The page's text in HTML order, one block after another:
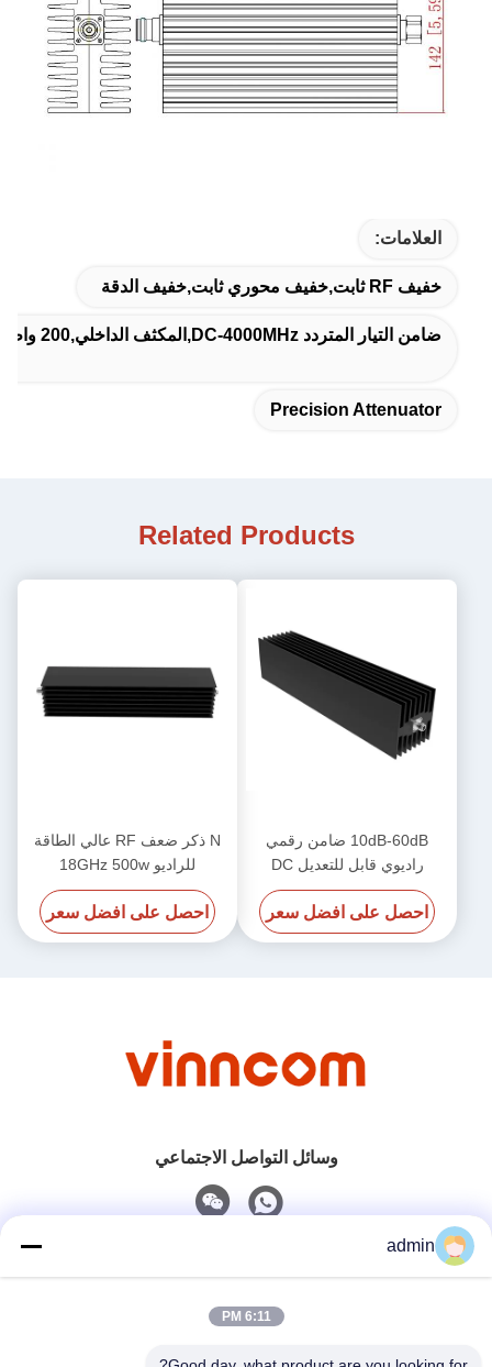
العلامات:
خفيف RF ثابت,خفيف محوري ثابت,خفيف الدقة
ضامن التيار المتردد DC-4000MHz,المكثف الداخلي,200 واط خفيف
Precision Attenuator
Related Products
10dB-60dB ضامن رقمي
راديوي قابل للتعديل DC
18GHz 600W N إناثي N إناثي
احصل على افضل سعر
N ذكر ضعف RF عالي الطاقة
للراديو 18GHz 500w
احصل على افضل سعر
وسائل التواصل الاجتماعي
0086-551-65396351
admin
6:11 PM